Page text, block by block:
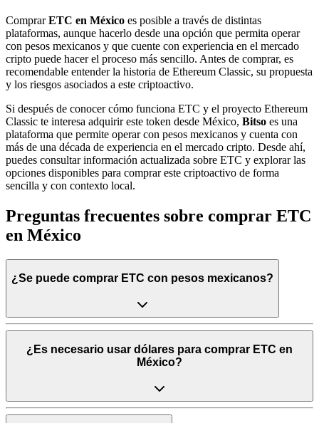
ComprarETC en México es posible a través de distintas
plataformas, aunque hacerlo desde una opción que permita operar
con pesos mexicanos y que cuente con experiencia en el mercado
cripto puede hacer el proceso más sencillo. Antes de comprar, es
recomendable entender la historia de Ethereum Classic, su propuesta
y los riesgos asociados a este criptoactivo.
Si después de conocer cómo funciona ETC y el proyecto Ethereum
Classic te interesa adquirir este token desde México, Bitso es una
plataforma que permite operar con pesos mexicanos y cuenta con
más de una década de experiencia en el mercado cripto. Desde ahí,
puedes consultar información actualizada sobre ETC y explorar las
opciones disponibles para comprar este criptoactivo de forma
sencilla y con contexto local.
Preguntas frecuentes sobre comprar ETC
en México
¿Se puede comprar ETC con pesos mexicanos?
¿Es necesario usar dólares para comprar ETC en
México?